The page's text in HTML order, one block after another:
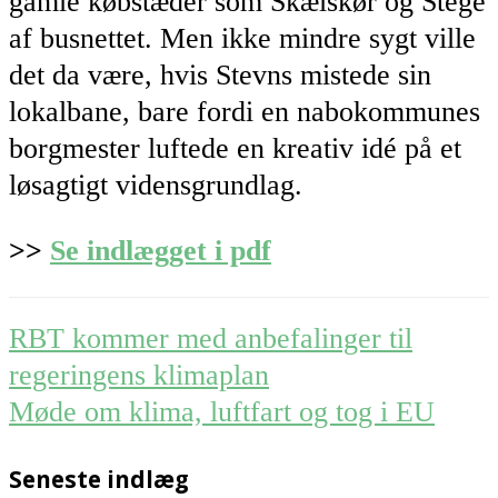
af busnettet. Men ikke mindre sygt ville
det da være, hvis Stevns mistede sin
lokalbane, bare fordi en nabokommunes
borgmester luftede en kreativ idé på et
løsagtigt vidensgrundlag.
>> Se indlægget i pdf
Post
navigation
RBT kommer med anbefalinger til
regeringens klimaplan
Møde om klima, luftfart og tog i EU
Seneste indlæg